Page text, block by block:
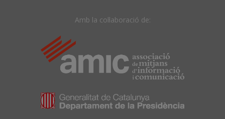
Amb la col·laboració de: